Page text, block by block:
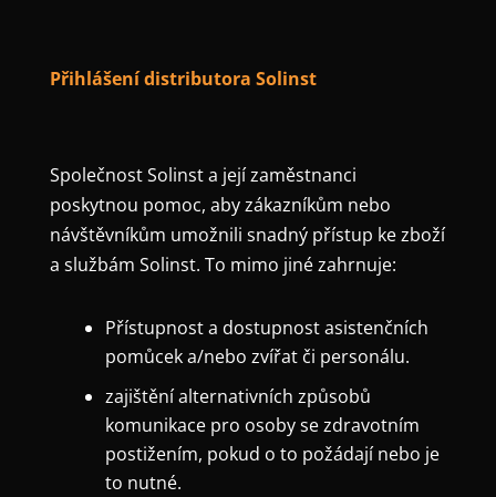
Přihlášení distributora Solinst
Společnost Solinst a její zaměstnanci
poskytnou pomoc, aby zákazníkům nebo
návštěvníkům umožnili snadný přístup ke zboží
a službám Solinst. To mimo jiné zahrnuje:
Přístupnost a dostupnost asistenčních
pomůcek a/nebo zvířat či personálu.
zajištění alternativních způsobů
komunikace pro osoby se zdravotním
postižením, pokud o to požádají nebo je
to nutné.